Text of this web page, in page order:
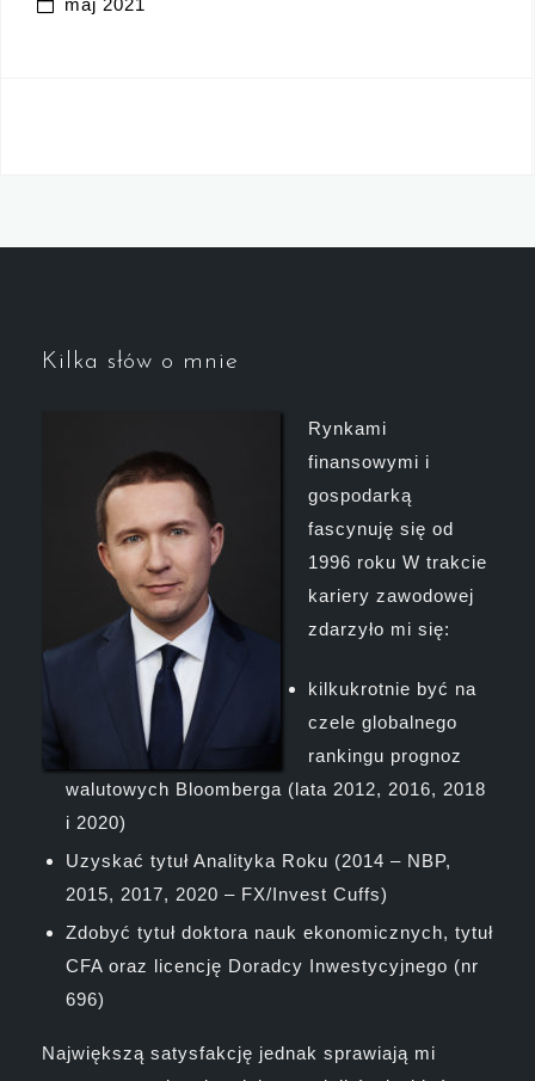
maj 2021
Kilka słów o mnie
Rynkami
finansowymi i
gospodarką
fascynuję się od
1996 roku W trakcie
kariery zawodowej
zdarzyło mi się:
kilkukrotnie być na
czele globalnego
rankingu prognoz
walutowych Bloomberga (lata 2012, 2016, 2018
i 2020)
Uzyskać tytuł Analityka Roku (2014 – NBP,
2015, 2017, 2020 – FX/Invest Cuffs)
Zdobyć tytuł doktora nauk ekonomicznych, tytuł
CFA oraz licencję Doradcy Inwestycyjnego (nr
696)
Największą satysfakcję jednak sprawiają mi